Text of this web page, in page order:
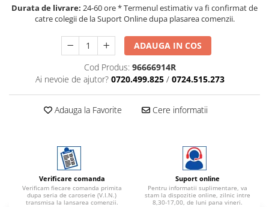
Durata de livrare: 24-60 ore * Termenul estimativ va fi confirmat de
catre colegii de la Suport Online dupa plasarea comenzii.
ADAUGA IN COS
Cod Produs: 96666914R
Ai nevoie de ajutor? 0720.499.825 / 0724.515.273
Adauga la Favorite Cere informatii
Verificare comanda
Verificam fiecare comanda primita
dupa seria de caroserie (V.I.N.)
transmisa la lansarea comenzii.
Suport online
Pentru informatii suplimentare, va
stam la dispozitie online, zilnic intre
8,30-17,00, de luni pana vineri.